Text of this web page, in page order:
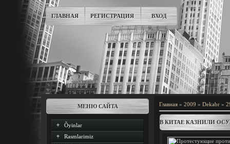
ГЛАВНАЯ РЕГИСТРАЦИЯ ВХОД
МЕНЮ САЙТА
Õyinlar
Rasmlarimiz
Главная » 2009 » Dekabr »
В КИТАЕ КАЗНИЛИ